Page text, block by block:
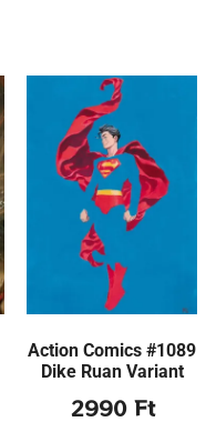
Action Comics #1089
Dike Ruan Variant
2990 Ft